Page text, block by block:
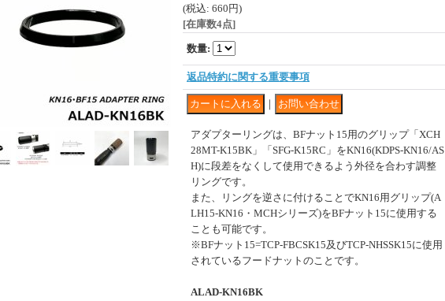
(税込: 660円)
[在庫数4点]
数量:
返品特約に関する重要事項
｜
アダプターリングは、BFナット15用のグリップ「XCH
28MT-K15BK」「SFG-K15RC」をKN16(KDPS-KN16/AS
H)に段差をなくして使用できるよう外径を合わす調整
リングです。
また、リングを逆さに付けることでKN16用グリップ(A
LH15-KN16・MCHシリーズ)をBFナット15に使用する
ことも可能です。
※BFナット15=TCP-FBCSK15及びTCP-NHSSK15に使用
されているフードナットのことです。
ALAD-KN16BK